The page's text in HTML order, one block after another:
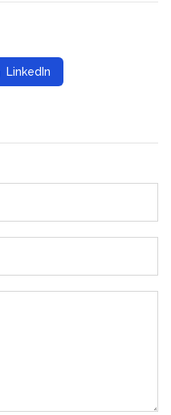
LinkedIn